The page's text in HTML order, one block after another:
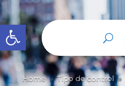
Abrir barra de herramientas
Home 9 Tipo de control 9